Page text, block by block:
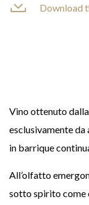
Download
Vino ottenuto
esclusivamente
in barrique
All’olfatto
sotto spirito come